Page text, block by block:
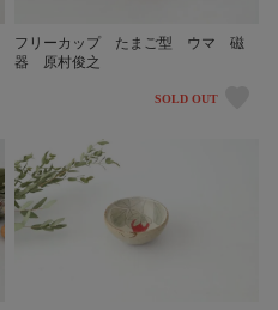
フリーカップ たまご型 ウマ 磁
器 原村俊之
SOLD OUT